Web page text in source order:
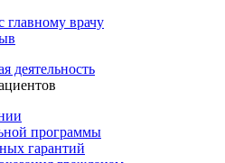
главному врачу
деятельность
программы
гарантий